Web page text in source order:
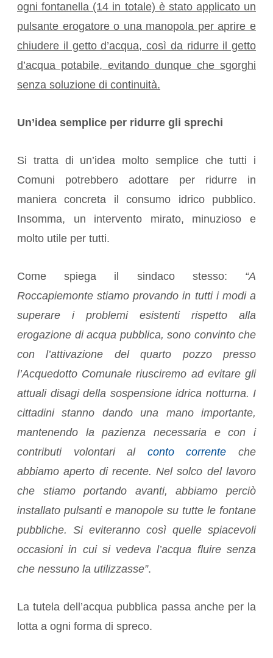
ogni fontanella (14 in totale) è stato applicato un
pulsante erogatore o una manopola per aprire e
chiudere il getto d’acqua, così da ridurre il getto
d’acqua potabile, evitando dunque che sgorghi
senza soluzione di continuità.
Un’idea semplice per ridurre gli sprechi
Si tratta di un’idea molto semplice che tutti i
Comuni potrebbero adottare per ridurre in
maniera concreta il consumo idrico pubblico.
Insomma, un intervento mirato, minuzioso e
molto utile per tutti.
Come spiega il sindaco stesso: “A
Roccapiemonte stiamo provando in tutti i modi a
superare i problemi esistenti rispetto alla
erogazione di acqua pubblica, sono convinto che
con l’attivazione del quarto pozzo presso
l’Acquedotto Comunale riusciremo ad evitare gli
attuali disagi della sospensione idrica notturna. I
cittadini stanno dando una mano importante,
mantenendo la pazienza necessaria e con i
contributi volontari al conto corrente che
abbiamo aperto di recente. Nel solco del lavoro
che stiamo portando avanti, abbiamo perciò
installato pulsanti e manopole su tutte le fontane
pubbliche. Si eviteranno così quelle spiacevoli
occasioni in cui si vedeva l’acqua fluire senza
che nessuno la utilizzasse”.
La tutela dell’acqua pubblica passa anche per la
lotta a ogni forma di spreco.